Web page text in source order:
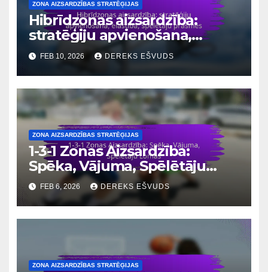
ZONA AIZSARDZĪBAS STRATĒĢIJAS
Hibrīdzonas aizsardzība:
stratēģiju apvienošana,
elastība, spēlētāju prasmes
FEB 10, 2026 DEREKS EŠVUDS
ZONA AIZSARDZĪBAS STRATĒĢIJAS
1-3-1 Zonas Aizsardzība:
Spēka, Vājuma, Spēlētāju
Lomas
FEB 6, 2026 DEREKS EŠVUDS
ZONA AIZSARDZĪBAS STRATĒĢIJAS